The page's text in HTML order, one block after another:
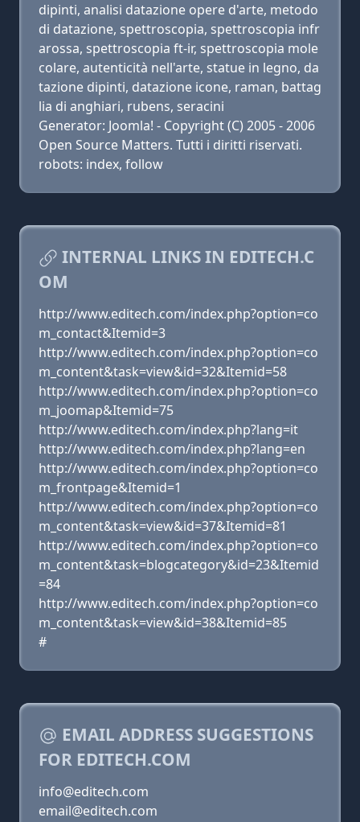
dipinti, analisi datazione opere d'arte, metodo
di datazione, spettroscopia, spettroscopia infr
arossa, spettroscopia ft-ir, spettroscopia mole
colare, autenticità nell'arte, statue in legno, da
tazione dipinti, datazione icone, raman, battag
lia di anghiari, rubens, seracini
Generator: Joomla! - Copyright (C) 2005 - 2006
Open Source Matters. Tutti i diritti riservati.
robots: index, follow
INTERNAL LINKS IN EDITECH.C
OM
http://www.editech.com/index.php?option=co
m_contact&Itemid=3
http://www.editech.com/index.php?option=co
m_content&task=view&id=32&Itemid=58
http://www.editech.com/index.php?option=co
m_joomap&Itemid=75
http://www.editech.com/index.php?lang=it
http://www.editech.com/index.php?lang=en
http://www.editech.com/index.php?option=co
m_frontpage&Itemid=1
http://www.editech.com/index.php?option=co
m_content&task=view&id=37&Itemid=81
http://www.editech.com/index.php?option=co
m_content&task=blogcategory&id=23&Itemid
=84
http://www.editech.com/index.php?option=co
m_content&task=view&id=38&Itemid=85
#
EMAIL ADDRESS SUGGESTIONS
FOR EDITECH.COM
info@editech.com
email@editech.com